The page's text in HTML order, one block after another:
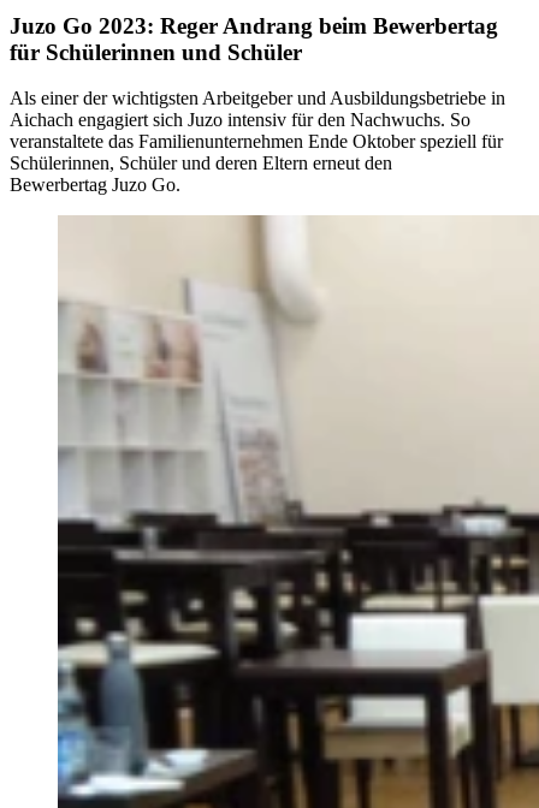
Juzo Go 2023: Reger Andrang beim Bewerbertag
für Schülerinnen und Schüler
Als einer der wichtigsten Arbeitgeber und Ausbildungsbetriebe in
Aichach engagiert sich Juzo intensiv für den Nachwuchs. So
veranstaltete das Familienunternehmen Ende Oktober speziell für
Schülerinnen, Schüler und deren Eltern erneut den
Bewerbertag Juzo Go.